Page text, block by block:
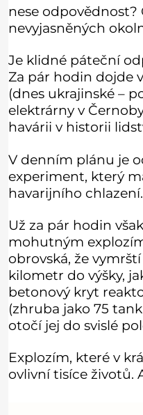
nese
nevyjasněných
Je klidné páteční
Za pár hodin dojde
(dnes ukrajinské –
elektrárny v
havárii v historii
V denním plánu je
experiment, který
havarijního chlazení.
Už za pár hodin
mohutným
obrovská, že
kilometr do výšky,
betonový kryt
(zhruba jako 75
otočí jej do svislé
Explozím, které v
ovlivní tisíce životů.